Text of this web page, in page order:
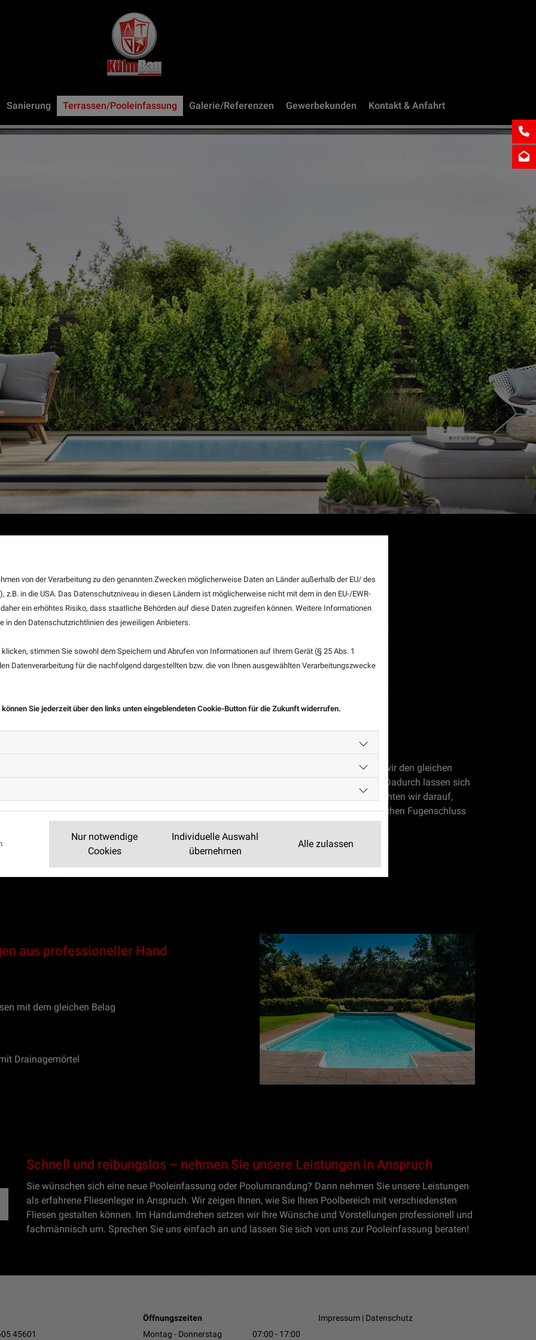
Sanierung Terrassen/Pooleinfassung Galerie/Referenzen Gewerbekunden Kontakt & Anfahrt
Pooleinfassungen
Art der Pooleinfassung und -umrandung Sie haben
Gestaltungsmöglichkeiten der Pooleinfassungen.
und individuell auf Ihren Pool angepasst. Mit
und luxuriöses Aussehen.
Damit Ihr Pool und Ihr Garten in einem harmonischen Gesamtbild erscheinen, nutzen wir den gleichen
Bodenbelag der Pooleinfassung für die Poolumrandung und angrenzende Terrassen. Dadurch lassen sich
klassische, elegante, mediterrane oder bunte Akzente in Ihrem Garten setzen. Dabei achten wir darauf,
dass die Bodenbeläge rutschfest, ein Wasseraufnahmevermögen und einen mineralischen Fugenschluss
aus professioneller Hand
mit dem gleichen Belag
Drainagemörtel
Schnell und reibungslos – nehmen Sie unsere Leistungen in Anspruch
Sie wünschen sich eine neue Pooleinfassung oder Poolumrandung? Dann nehmen Sie unsere Leistungen
als erfahrene Fliesenleger in Anspruch. Wir zeigen Ihnen, wie Sie Ihren Poolbereich mit verschiedensten
Fliesen gestalten können. Im Handumdrehen setzen wir Ihre Wünsche und Vorstellungen professionell und
fachmännisch um. Sprechen Sie uns einfach an und lassen Sie sich von uns zur Pooleinfassung beraten!
45601
Öffnungszeiten
Montag - Donnerstag
07:00 - 17:00
Impressum| Datenschutz
von der Verarbeitung zu den genannten Zwecken möglicherweise Daten an Länder außerhalb der EU/ des
z.B. in die USA. Das Datenschutzniveau in diesen Ländern ist möglicherweise nicht mit dem in den EU-/EWR-
ein erhöhtes Risiko, dass staatliche Behörden auf diese Daten zugreifen können. Weitere Informationen
in den Datenschutzrichtlinien des jeweiligen Anbieters.
klicken, stimmen Sie sowohl dem Speichern und Abrufen von Informationen auf Ihrem Gerät (§ 25 Abs. 1
Datenverarbeitung für die nachfolgend dargestellten bzw. die von Ihnen ausgewählten Verarbeitungszwecke
Sie jederzeit über den links unten eingeblendeten Cookie-Button für die Zukunft widerrufen.
Nur notwendige
Cookies
Individuelle Auswahl
übernehmen
Alle zulassen